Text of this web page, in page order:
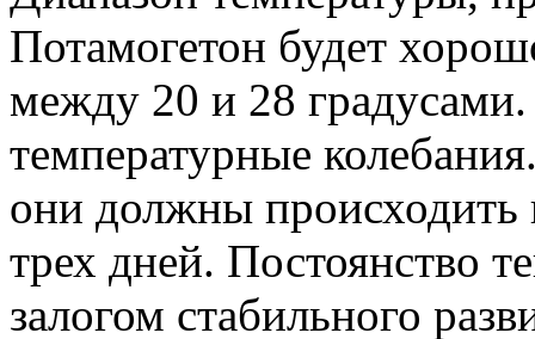
Потамогетон будет
между 20 и 28
температурные
они должны происходить
трех дней. Постоянство
залогом стабильного